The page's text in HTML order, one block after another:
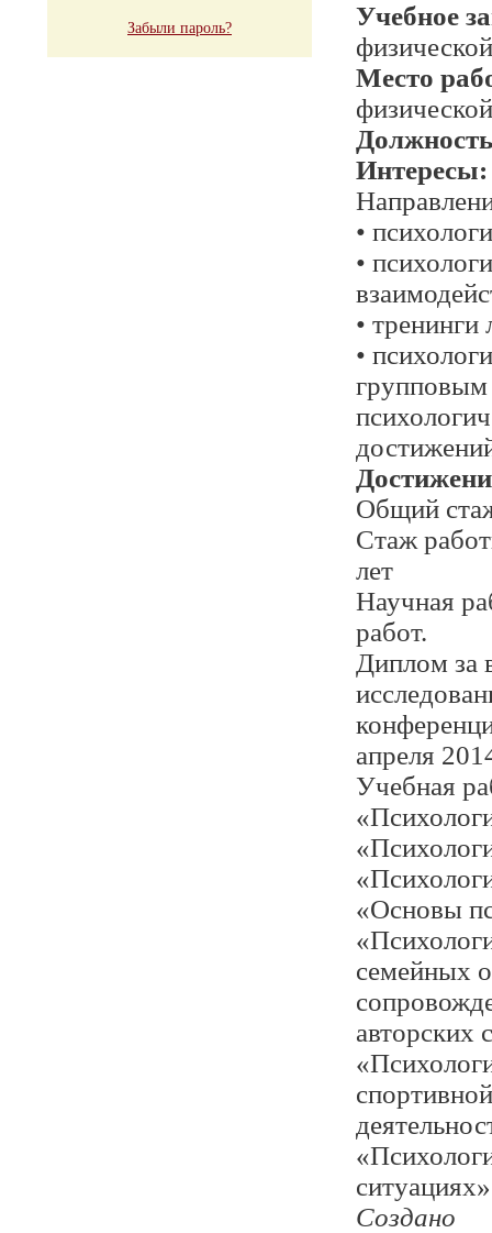
Забыли пароль?
Учебное
Место
Интересы:
•
•
• тренинги
•
Общий
Стаж
лет
Научная
работ.
Диплом за
апреля
Учебная
«Основы
семейных
авторских
Создано